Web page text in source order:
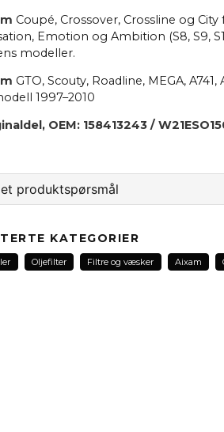
Coupé, Crossover, Crossline og
Emotion og Ambition (S8, S9,
modeller.
GTO, Scouty, Roadline, MEGA,
1997–2010
OEM: 158413243 /
produktspørsmål
oss noe om dette produktet...
KATEGORIER
Oljefilter Filtre og væsker Aixam